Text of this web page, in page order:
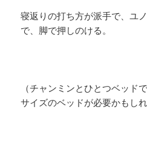
寝返りの打ち方が派手で、ユ
で、脚で押しのける。
（チャンミンとひとつベッド
サイズのベッドが必要かもしれ